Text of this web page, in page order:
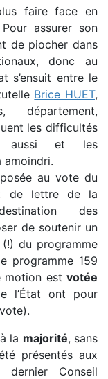
faire face en
assurer son
de piocher dans
donc au
s’ensuit entre le
Brice HUET,
les difficultés
aussi et les
amoindri.
au vote du
de lettre de la
des
de soutenir un
du programme
programme 159
motion est votée
l’État ont pour
la majorité, sans
présentés aux
Conseil